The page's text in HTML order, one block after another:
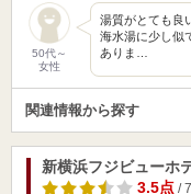
50代～
女性
湯質がとても良
海水湯に少し似
ありま…
関連情報から探す
新横浜フジビューホ
3.5点/